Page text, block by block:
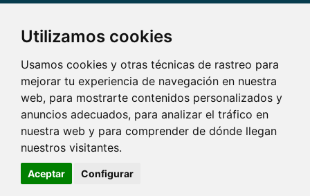
Utilizamos cookies
Usamos cookies y otras técnicas de rastreo para
mejorar tu experiencia de navegación en nuestra
web, para mostrarte contenidos personalizados y
anuncios adecuados, para analizar el tráfico en
nuestra web y para comprender de dónde llegan
nuestros visitantes.
Aceptar Configurar
Kit Digital
INFORMACIÓN
Política de privacidad
Política de cookies
Thatzad Copyright 2026